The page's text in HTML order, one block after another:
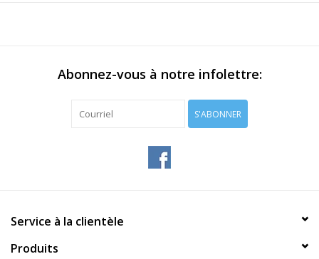
Abonnez-vous à notre infolettre:
S'ABONNER
Service à la clientèle
Produits